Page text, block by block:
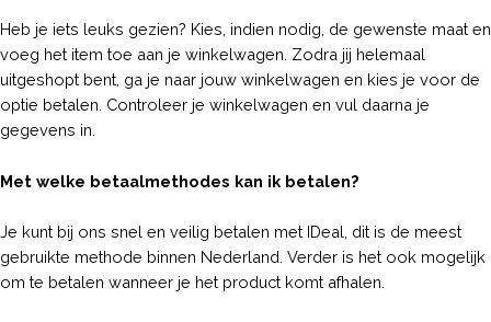
Heb je iets leuks gezien? Kies, indien nodig, de gewenste maat en
voeg het item toe aan je winkelwagen. Zodra jij helemaal
uitgeshopt bent, ga je naar jouw winkelwagen en kies je voor de
optie betalen. Controleer je winkelwagen en vul daarna je
gegevens in.
Met welke betaalmethodes kan ik betalen?
Je kunt bij ons snel en veilig betalen met IDeal, dit is de meest
gebruikte methode binnen Nederland. Verder is het ook mogelijk
om te betalen wanneer je het product komt afhalen.